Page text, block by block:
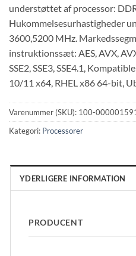
understøttet af processor:
Hukommelsesurhastigheder
3600,5200 MHz.
instruktionssæt: AES, AVX,
SSE2, SSE3, SSE4.1,
10/11 x64, RHEL x86 64-bit,
Varenummer (SKU): 100-000001591
Kategori: Processorer
YDERLIGERE INFORMATION
PRODUCENT